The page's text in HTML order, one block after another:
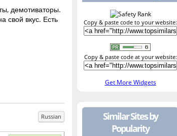
демотиваторы.
свой вкус. Есть
Russian
Copy & paste code to your website:
Copy & paste code at your website:
Get More Widgets
Similar Sites by
Popularity